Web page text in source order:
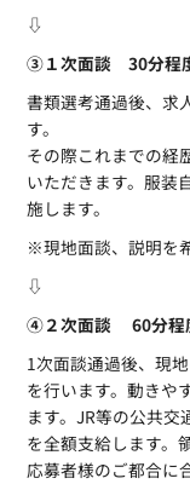
⇩
③１次面談 30分程
書類選考通過後、求
す。
その際これまでの経
いただきます。服装
施します。
※現地面談、説明を
⇩
④２次面談 60分程
1次面談通過後、現
を行います。動きや
ます。JR等の公共
を全額支給します。
応募者様のご都合に